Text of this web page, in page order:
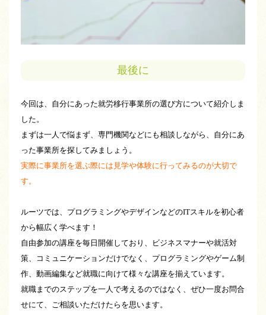
最後に
今回は、自分にあった就労移行事業所の選び方について紹介しま
した。
まずは一人で悩まず、専門機関などにも相談しながら、自分にあ
った事業所を探してみましょう。
実際に事業所を選ぶ際には見学や体験に行ってみるのが大切で
す。
ルーツでは、 プログラミングやデザインなどのITスキルを初心者
から幅広く学べます！
自由参加の講座を毎日開催しており、ビジネスマナーや就活対
策、コミュニケーションだけでなく、プログラミングやゲーム制
作、動画編集など就職に向けて様々な講座を揃えています。
就職までのステップを一人で考えるのではなく、ぜひ一度お問合
せにて、ご相談いただけたらを思います。